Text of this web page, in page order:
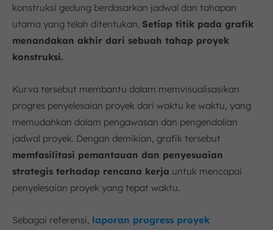
konstruksi gedung berdasarkan jadwal dan tahapan
utama yang telah ditentukan. Setiap titik pada grafik
menandakan akhir dari sebuah tahap proyek
konstruksi.
Kurva tersebut membantu dalam memvisualisasikan
progres penyelesaian proyek dari waktu ke waktu, yang
memudahkan dalam pengawasan dan pengendalian
jadwal proyek. Dengan demikian, grafik tersebut
memfasilitasi pemantauan dan penyesuaian
strategis terhadap rencana kerja untuk mencapai
penyelesaian proyek yang tepat waktu.
Sebagai referensi, laporan progress proyek